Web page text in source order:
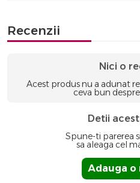
Recenzii
Nici o
Acest produs nu a adunat
ceva bun
Detii
Spune-ti parerea
sa aleaga cel
Adauga o